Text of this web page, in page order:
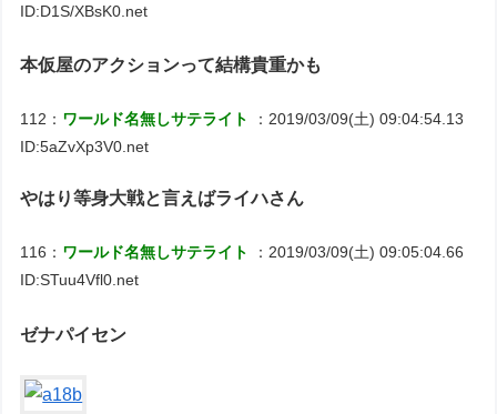
ID:D1S/XBsK0.net
本仮屋のアクションって結構貴重かも
112： ワールド名無しサテライト
：2019/03/09(土) 09:04:54.13
ID:5aZvXp3V0.net
やはり等身大戦と言えばライハさん
116： ワールド名無しサテライト
：2019/03/09(土) 09:05:04.66
ID:STuu4Vfl0.net
ゼナパイセン